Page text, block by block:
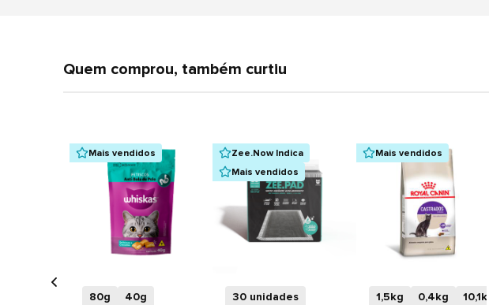
Quem comprou, também curtiu
Mais vendidos
80g
40g
Zee.Now Indica
Mais vendidos
+
30 unidades
Mais vendidos
1,5kg 0,4kg 10,1kg